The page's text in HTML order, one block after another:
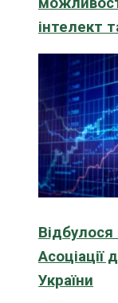
інтелект
Асоціації
України